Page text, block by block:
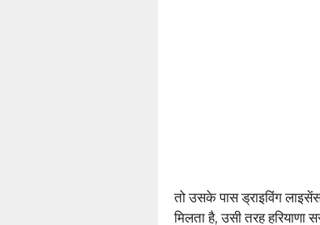
तो उसके पास ड्राइविंग
मिलता है, उसी तरह हरियाणा